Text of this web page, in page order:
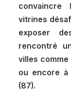
convaincre
vitrines
exposer
rencontré
villes comme
ou encore à
(87).